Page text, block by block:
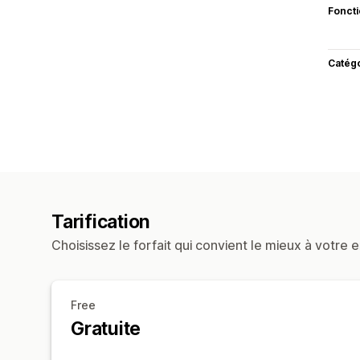
Tarification
Choisissez le forfait qui convient le mieux à votre
Free
Gratuite